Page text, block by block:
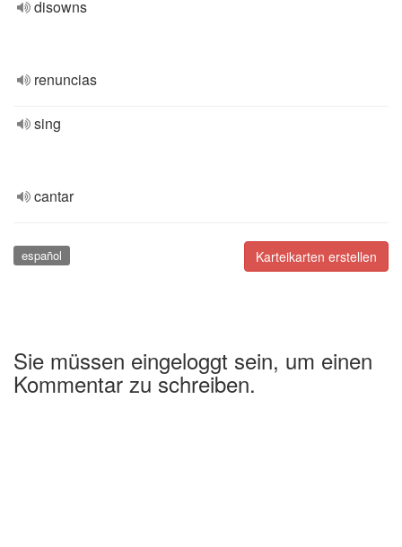
disowns
renuncias
sing
cantar
Karteikarten erstellen
español
Sie müssen eingeloggt sein, um einen
Kommentar zu schreiben.